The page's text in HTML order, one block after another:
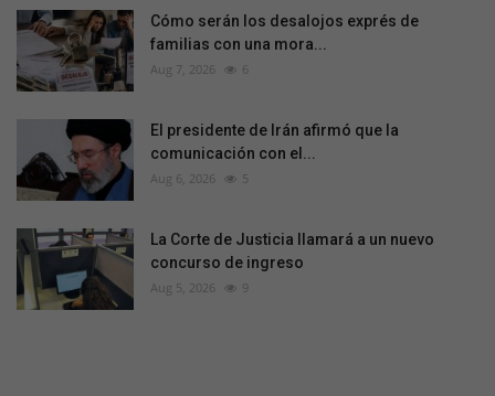
Cómo serán los desalojos exprés de
familias con una mora...
Aug 7, 2026 6
El presidente de Irán afirmó que la
comunicación con el...
Aug 6, 2026 5
La Corte de Justicia llamará a un nuevo
concurso de ingreso
Aug 5, 2026 9